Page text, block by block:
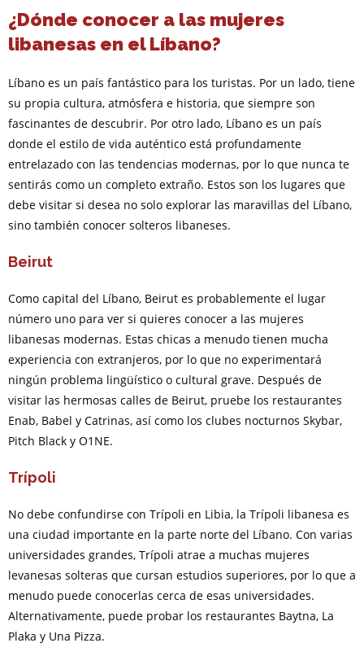
¿Dónde conocer a las mujeres
libanesas en el Líbano?
Líbano es un país fantástico para los turistas. Por un lado, tiene
su propia cultura, atmósfera e historia, que siempre son
fascinantes de descubrir. Por otro lado, Líbano es un país
donde el estilo de vida auténtico está profundamente
entrelazado con las tendencias modernas, por lo que nunca te
sentirás como un completo extraño. Estos son los lugares que
debe visitar si desea no solo explorar las maravillas del Líbano,
sino también conocer solteros libaneses.
Beirut
Como capital del Líbano, Beirut es probablemente el lugar
número uno para ver si quieres conocer a las mujeres
libanesas modernas. Estas chicas a menudo tienen mucha
experiencia con extranjeros, por lo que no experimentará
ningún problema lingüístico o cultural grave. Después de
visitar las hermosas calles de Beirut, pruebe los restaurantes
Enab, Babel y Catrinas, así como los clubes nocturnos Skybar,
Pitch Black y O1NE.
Trípoli
No debe confundirse con Trípoli en Libia, la Trípoli libanesa es
una ciudad importante en la parte norte del Líbano. Con varias
universidades grandes, Trípoli atrae a muchas mujeres
levanesas solteras que cursan estudios superiores, por lo que a
menudo puede conocerlas cerca de esas universidades.
Alternativamente, puede probar los restaurantes Baytna, La
Plaka y Una Pizza.